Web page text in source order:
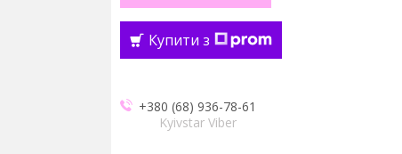
Купити з
+380 (68) 936-78-61
Kyivstar Viber